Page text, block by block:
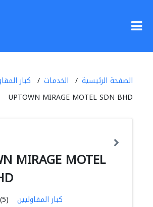
الصفحة الرئيسية الخدمات
كبار
UPTOWN MIRAGE MOTEL SDN BHD
MIRAGE MOTEL
(5) كبار المقاوليين